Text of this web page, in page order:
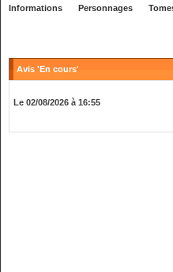
Informations Personnages
Avis 'En cours'
Le 02/08/2026 à 16:55